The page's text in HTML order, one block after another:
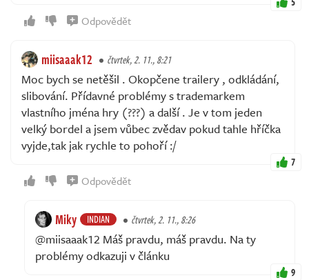
Odpovědět
miisaaak12 čtvrtek, 2. 11., 8:21
Moc bych se netěšil . Okopčene trailery , odkládání,
slibování. Přídavné problémy s trademarkem
vlastního jména hry (???) a další . Je v tom jeden
velký bordel a jsem vůbec zvědav pokud tahle hříčka
vyjde,tak jak rychle to pohoří :/
7
Odpovědět
Miky INDIAN čtvrtek, 2. 11., 8:26
@miisaaak12 Máš pravdu, máš pravdu. Na ty
problémy odkazuji v článku
9